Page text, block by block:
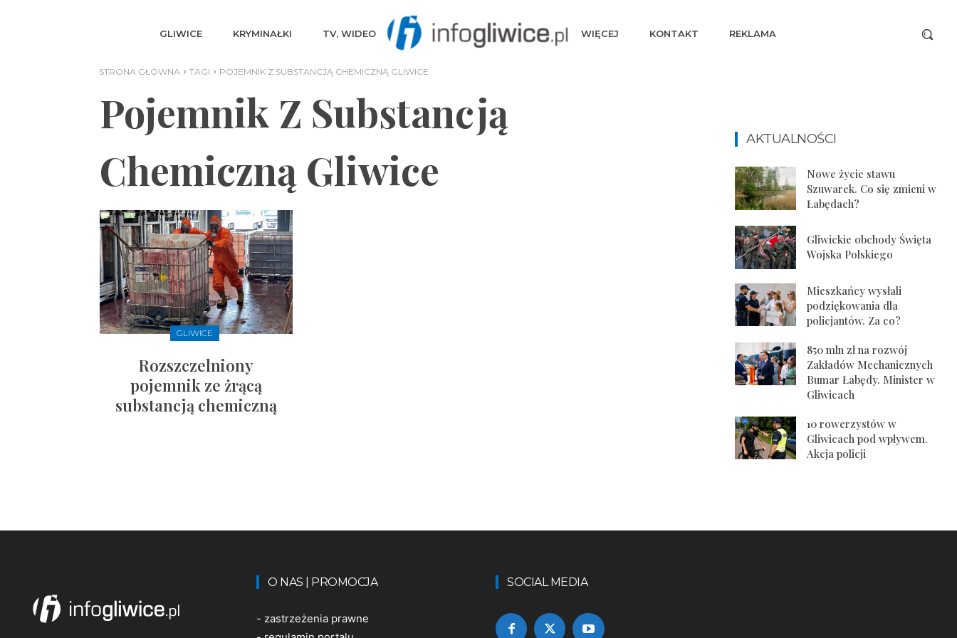
GLIWICE KRYMINAŁKI TV, WIDEO WIĘCEJ KONTAKT REKLAMA
STRONA GŁÓWNA TAGI POJEMNIK Z SUBSTANCJĄ CHEMICZNĄ GLIWICE
Pojemnik Z Substancją
Chemiczną Gliwice
GLIWICE
Rozszczelniony
pojemnik ze żrącą
substancją chemiczną
AKTUALNOŚCI
Nowe życie stawu
Szuwarek. Co się zmieni w
Łabędach?
Gliwickie obchody Święta
Wojska Polskiego
Mieszkańcy wysłali
podziękowania dla
policjantów. Za co?
850 mln zł na rozwój
Zakładów Mechanicznych
Bumar Łabędy. Minister w
Gliwicach
10 rowerzystów w
Gliwicach pod wpływem.
Akcja policji
O NAS | PROMOCJA
- zastrzeżenia prawne
SOCIAL MEDIA